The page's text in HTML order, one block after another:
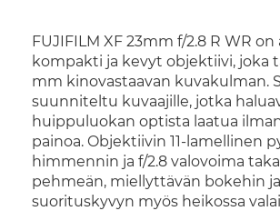
FUJIFILM XF 23mm f/2.8 R WR
kompakti ja kevyt objektiivi, joka
mm kinovastaavan kuvakulman.
suunniteltu kuvaajille, jotka
huippuluokan optista laatua
painoa. Objektiivin 11-lamellinen
himmennin ja f/2.8 valovoima
pehmeän, miellyttävän bokehin
suorituskyvyn myös heikossa